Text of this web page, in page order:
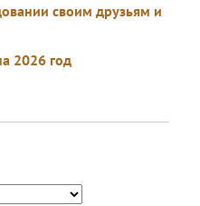
своим друзьям и
2026 год